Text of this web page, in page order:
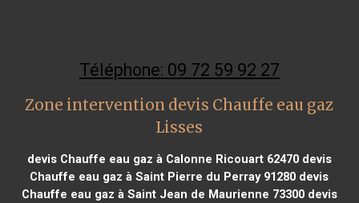
Téléphone: 09 72 59 92 27
Zone intervention devis Chauffe eau gaz
Lisses
devis Chauffe eau gaz à Calonne Ricouart 62470devis
Chauffe eau gaz à Saint Pierre du Perray 91280 devis
Chauffe eau gaz à Saint Jean de Maurienne 73300devis